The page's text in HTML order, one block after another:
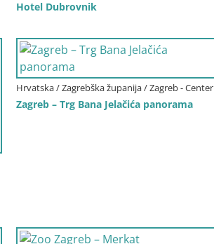
Hotel Dubrovnik
Hrvatska / Zagrebška županija / Zagreb - Center
Zagreb – Trg Bana Jelačića panorama